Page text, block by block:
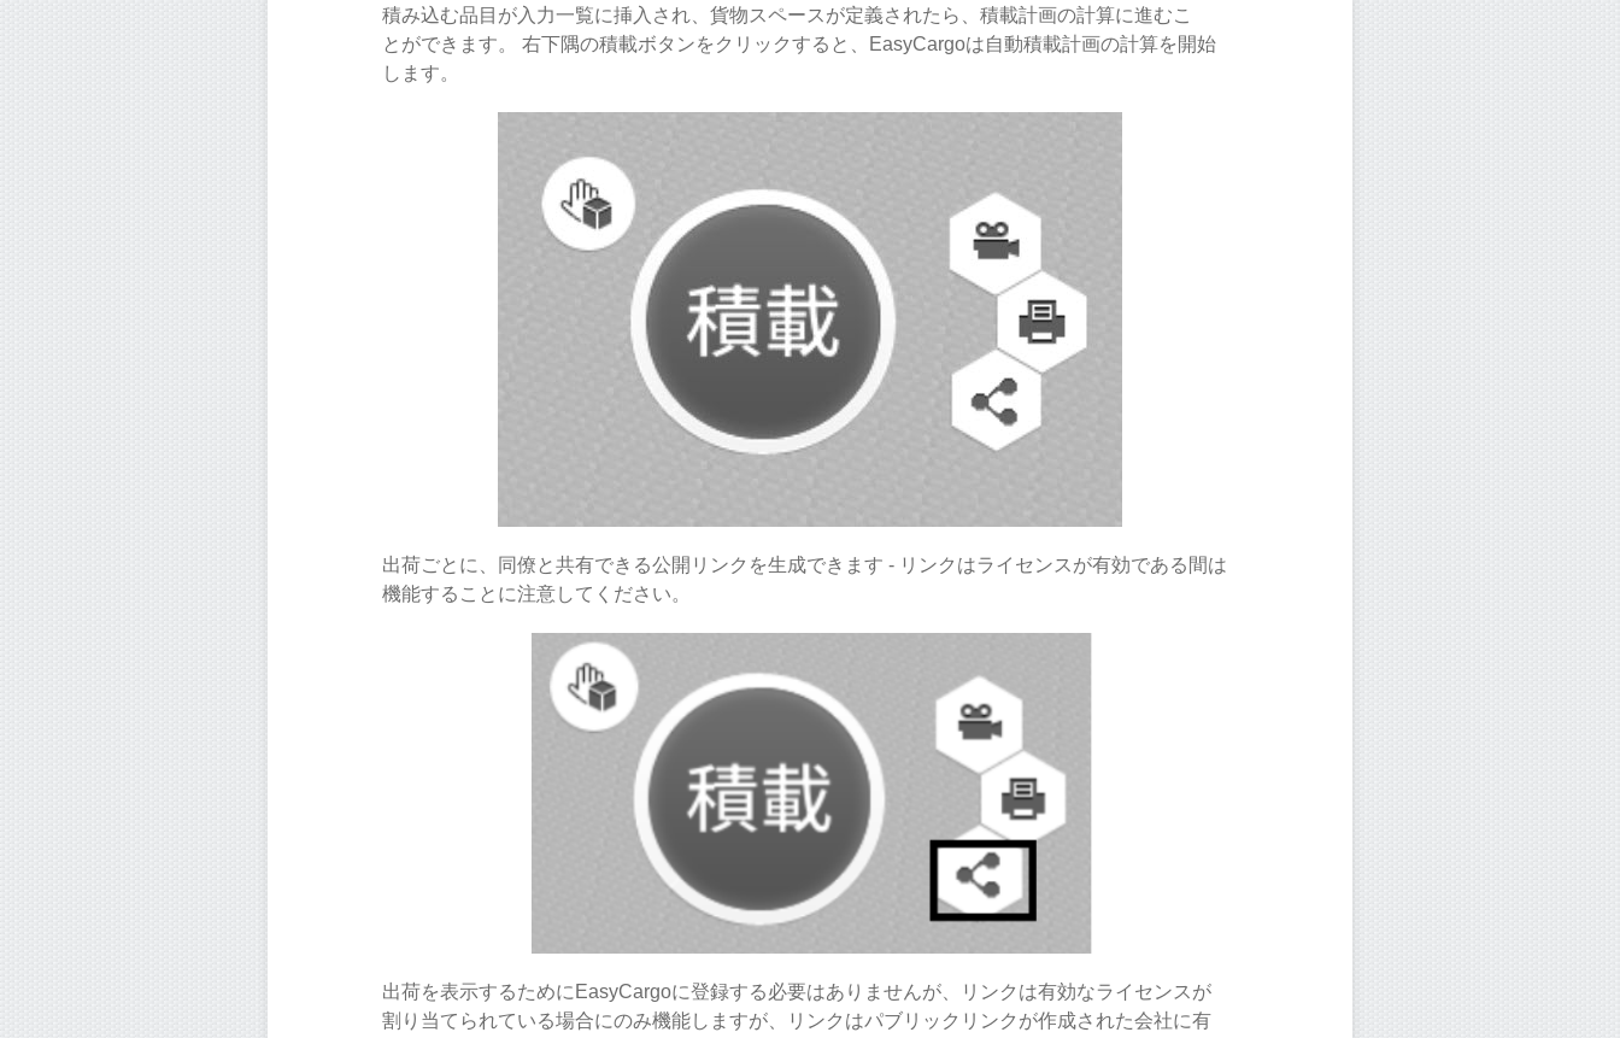
積み込む品目が入力一覧に挿入され、貨物スペースが定義されたら、積載計画の計算に進むこ
とができます。 右下隅の積載ボタンをクリックすると、EasyCargoは自動積載計画の計算を開始
します。
出荷ごとに、同僚と共有できる公開リンクを生成できます - リンクはライセンスが有効である間は
機能することに注意してください。
出荷を表示するためにEasyCargoに登録する必要はありませんが、リンクは有効なライセンスが
割り当てられている場合にのみ機能しますが、リンクはパブリックリンクが作成された会社に有